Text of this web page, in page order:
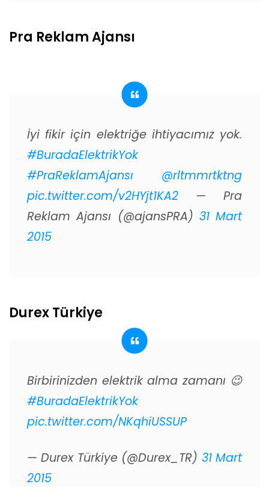
Pra Reklam Ajansı
İyi fikir için elektriğe ihtiyacımız yok.
#BuradaElektrikYok
#PraReklamAjansı
@rltmmrtktng
pic.twitter.com/v2HYjt1KA2 — Pra
Reklam Ajansı (@ajansPRA) 31 Mart
2015
Durex Türkiye
Birbirinizden elektrik alma zamanı 😉
#BuradaElektrikYok
pic.twitter.com/NKqhiUSSUP
— Durex Türkiye (@Durex_TR) 31 Mart
2015